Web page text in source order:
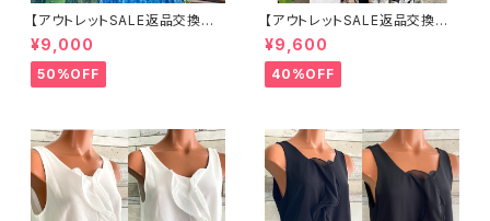
【アウトレットSALE返品交換不
可8/20まで】イタリア製ロング・
マキシスカート＆トップス セット
アップ /ホワイト＆ブルー(S)(M)
(L)
¥9,000
50%OFF
【アウトレットSALE返品交換不
可8/20まで】イタリア製サマー
ジャケット｜Made in ITALY｜
リネン麻 飾りエリ ジャケット/ホ
ワイト
¥9,600
40%OFF